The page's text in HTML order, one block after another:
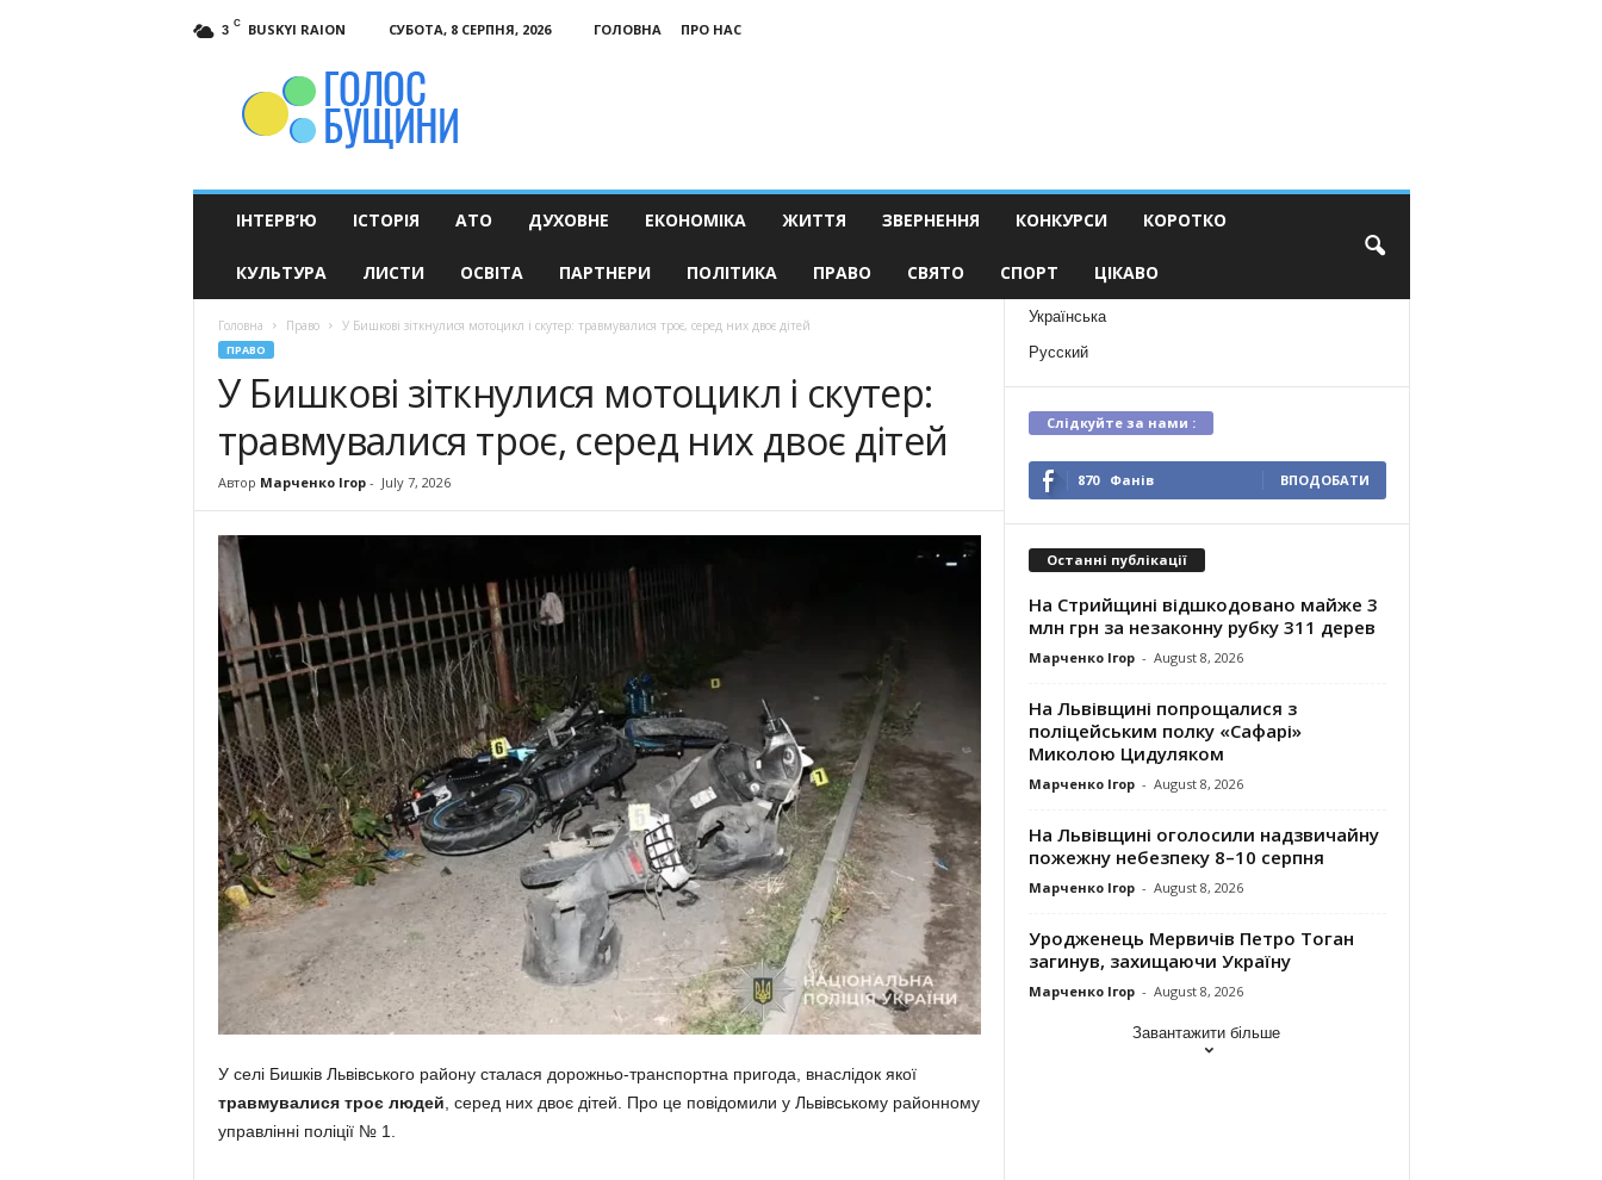
3 C BUSKYI RAION СУБОТА, 8 СЕРПНЯ, 2026 ГОЛОВНА
ПРО НАС
ІНТЕРВ’Ю ІСТОРІЯ АТО ДУХОВНЕ ЕКОНОМІКА ЖИТТЯ ЗВЕРНЕННЯ КОНКУРСИ КОРОТКО
КУЛЬТУРА ЛИСТИ ОСВІТА ПАРТНЕРИ ПОЛІТИКА ПРАВО СВЯТО СПОРТ ЦІКАВО
Головна Право У Бишкові зіткнулися мотоцикл і скутер: травмувалися троє, серед них двоє дітей
ПРАВО
У Бишкові зіткнулися мотоцикл і скутер:
травмувалися троє, серед них двоє дітей
Автор Марченко Ігор- July 7, 2026
У селі Бишків Львівського району сталася дорожньо-транспортна пригода, внаслідок якої
травмувалися троє людей , серед них двоє дітей. Про це повідомили у Львівському районному
управлінні поліції № 1.
Українська
Русский
Слідкуйте за нами :
870 Фанів ВПОДОБАТИ
Останні публікації
На Стрийщині відшкодовано майже 3
млн грн за незаконну рубку 311 дерев
Марченко Ігор - August 8, 2026
На Львівщині попрощалися з
поліцейським полку «Сафарі»
Миколою Цидуляком
Марченко Ігор - August 8, 2026
На Львівщині оголосили надзвичайну
пожежну небезпеку 8–10 серпня
Марченко Ігор - August 8, 2026
Уродженець Мервичів Петро Тоган
загинув, захищаючи Україну
Марченко Ігор - August 8, 2026
Завантажити більше